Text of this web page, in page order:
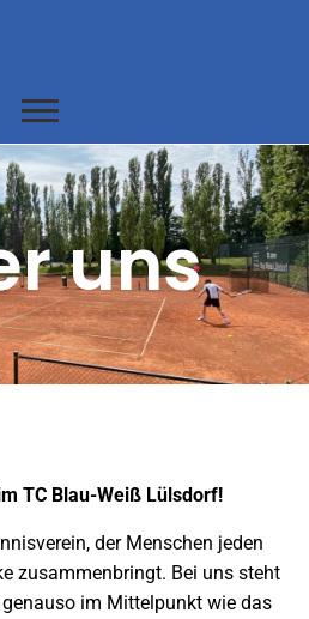
uns
TC Blau-Weiß Lülsdorf!
der Menschen jeden
zusammenbringt. Bei uns steht
im Mittelpunkt wie das